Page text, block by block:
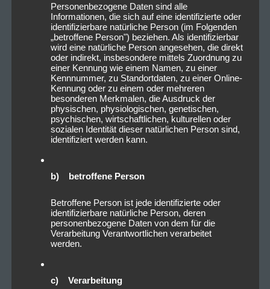
Personenbezogene Daten sind alle
Informationen, die sich auf eine identifizierte oder
identifizierbare natürliche Person (im Folgenden
„betroffene Person") beziehen. Als identifizierbar
wird eine natürliche Person angesehen, die direkt
oder indirekt, insbesondere mittels Zuordnung zu
einer Kennung wie einem Namen, zu einer
Kennnummer, zu Standortdaten, zu einer Online-
Kennung oder zu einem oder mehreren
besonderen Merkmalen, die Ausdruck der
physischen, physiologischen, genetischen,
psychischen, wirtschaftlichen, kulturellen oder
sozialen Identität dieser natürlichen Person sind,
identifiziert werden kann.
b) betroffene Person
Betroffene Person ist jede identifizierte oder
identifizierbare natürliche Person, deren
personenbezogene Daten von dem für die
Verarbeitung Verantwortlichen verarbeitet
werden.
c) Verarbeitung